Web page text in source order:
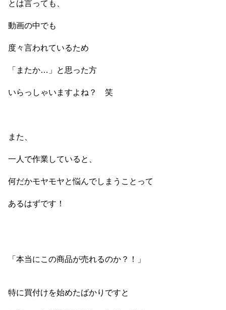
とは言っても、
動画の中でも
度々言われているため
「またか…」と思った方
いらっしゃいますよね？ 笑
また、
一人で作業していると、
何だかモヤモヤと悩んでしまうことって
あるはずです！
「本当にこの商品が売れるのか？！」
特に買付けを始めたばかりですと